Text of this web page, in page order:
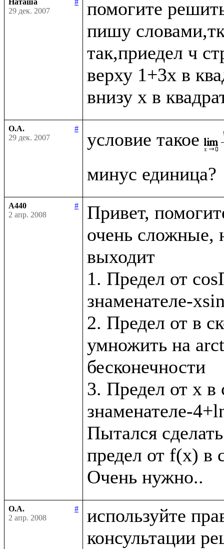
29 дек. 2007
помогите
пишу
так,приедел ч
верху 1+3x в
О.А.
#
29 дек. 2007
условие такое
A440
#
2 апр. 2008
Привет,
очень сложные,
выходит
1. Предел от
знаменателе-
2. Предел от в
умножить на
бесконечности
3. Предел от x в
знаменателе-
Пытался
предел от f(x) в
О.А.
#
2 апр. 2008
используйте